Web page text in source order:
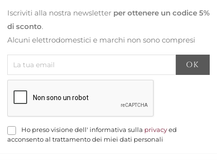
Iscriviti alla nostra newsletter per ottenere un codice 5%
di sconto.
Alcuni elettrodomestici e marchi non sono compresi
Ho preso visione dell' informativa sulla privacy ed
acconsento al trattamento dei miei dati personali